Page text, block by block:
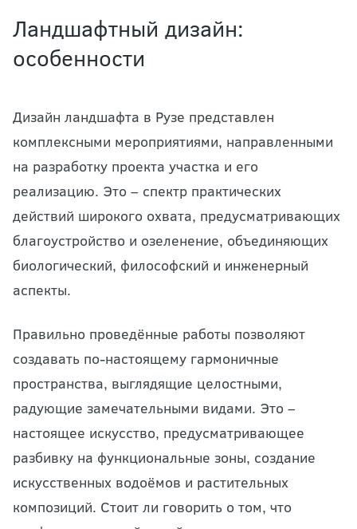
Ландшафтный дизайн:
особенности
Дизайн ландшафта в Рузе представлен
комплексными мероприятиями, направленными
на разработку проекта участка и его
реализацию. Это – спектр практических
действий широкого охвата, предусматривающих
благоустройство и озеленение, объединяющих
биологический, философский и инженерный
аспекты.
Правильно проведённые работы позволяют
создавать по-настоящему гармоничные
пространства, выглядящие целостными,
радующие замечательными видами. Это –
настоящее искусство, предусматривающее
разбивку на функциональные зоны, создание
искусственных водоёмов и растительных
композиций. Стоит ли говорить о том, что